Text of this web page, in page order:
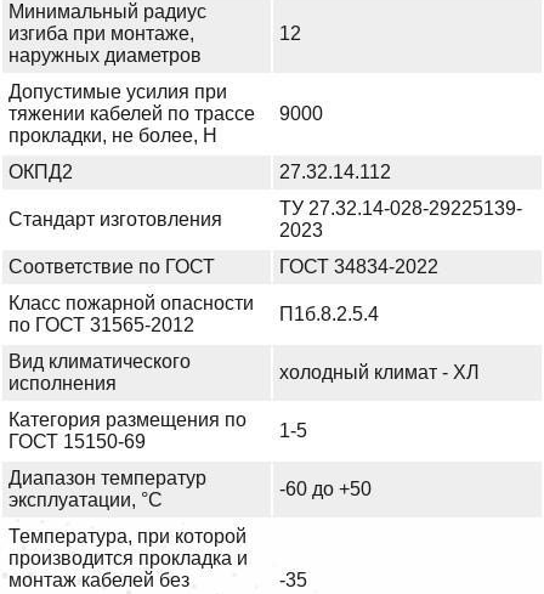
Минимальный радиус
изгиба при монтаже,
наружных диаметров
12
Допустимые усилия при
тяжении кабелей по трассе
прокладки, не более, Н
9000
ОКПД2 27.32.14.112
Стандарт изготовления
ТУ 27.32.14-028-29225139-
2023
Соответствие по ГОСТ
ГОСТ 34834-2022
Класс пожарной опасности
по ГОСТ 31565-2012
П1б.8.2.5.4
Вид климатического
исполнения
холодный климат - ХЛ
Категория размещения по
ГОСТ 15150-69
1-5
Диапазон температур
эксплуатации, °С
-60 до +50
Температура, при которой
производится прокладка и
монтаж кабелей без
-35